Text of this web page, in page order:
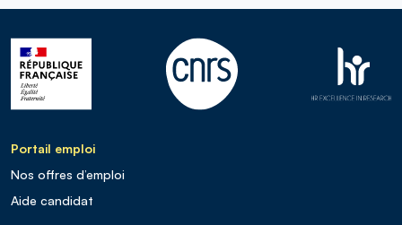
Portail emploi
Nos offres d’emploi
Aide candidat